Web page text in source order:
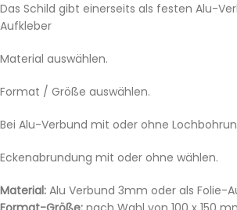
Das Schild gibt einerseits als festen Alu-
Aufkleber
Material auswählen.
Format / Größe auswählen.
Bei Alu-Verbund mit oder ohne
Eckenabrundung mit oder ohne wählen.
Material: Alu Verbund 3mm oder als Folie-